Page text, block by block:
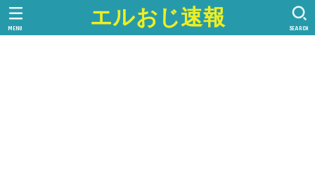
エルおじ速報 SEARCH
MENU